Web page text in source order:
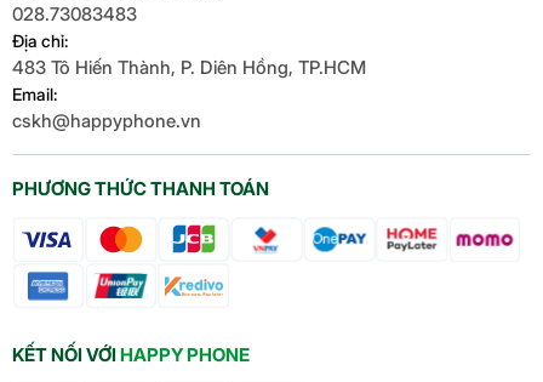
PHƯƠNG THỨC THANH TOÁN
KẾT NỐI VỚIHAPPY PHONE
028.73083483
Địa chỉ:
483 Tô Hiến Thành, P. Diên Hồng, TP.HCM
Email:
cskh@happyphone.vn